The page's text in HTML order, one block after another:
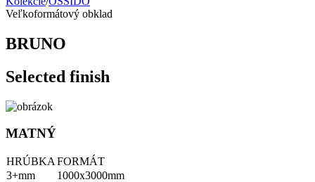
Veľkoformátový obklad
BRUNO
Selected finish
MATNÝ
HRÚBKA FORMÁT
3+mm
1000x3000mm